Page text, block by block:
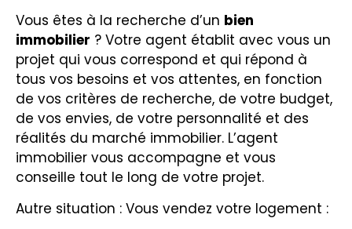
Vous êtes à la recherche d’un bien
immobilier ? Votre agent établit avec vous un
projet qui vous correspond et qui répond à
tous vos besoins et vos attentes, en fonction
de vos critères de recherche, de votre budget,
de vos envies, de votre personnalité et des
réalités du marché immobilier. L’agent
immobilier vous accompagne et vous
conseille tout le long de votre projet.
Autre situation : Vous vendez votre logement :